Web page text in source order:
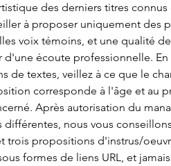
des derniers titres connus
à proposer uniquement des
voix témoins, et une qualité
d'une écoute professionnelle. En
de textes, veillez à ce que le
corresponde à l'âge et au
Après autorisation du
différentes, nous vous
trois propositions d'instrus/
formes de liens URL, et